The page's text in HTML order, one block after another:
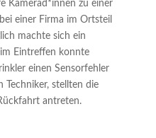
Kamerad*innen zu einer
einer Firma im Ortsteil
machte sich ein
Eintreffen konnte
einen Sensorfehler
stellten die
antreten.